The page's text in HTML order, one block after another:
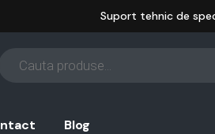
Suport tehnic de
Products
search
Blog